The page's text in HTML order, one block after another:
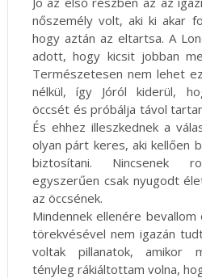
nőszemély volt, aki ki akar
hogy aztán az eltartsa. A
adott, hogy kicsit jobban
Természetesen nem lehet
nélkül, így Jóról kiderül,
öccsét és próbálja távol
És ehhez illeszkednek a
olyan párt keres, aki kellően
biztosítani. Nincsenek
egyszerűen csak nyugodt
az öccsének.
Mindennek ellenére bevallom
törekvésével nem igazán
voltak pillanatok, amikor
tényleg rákiáltottam volna,